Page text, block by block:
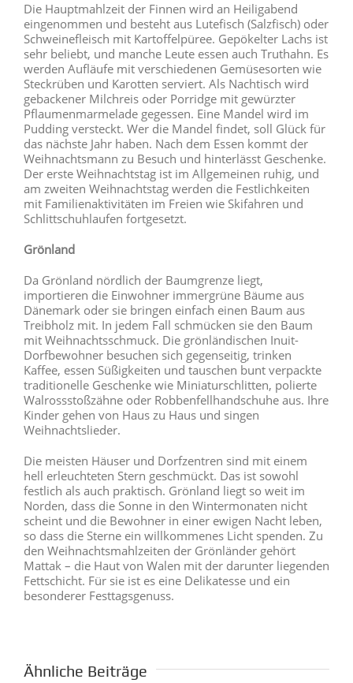
Die Hauptmahlzeit der Finnen wird an Heiligabend
eingenommen und besteht aus Lutefisch (Salzfisch) oder
Schweinefleisch mit Kartoffelpüree. Gepökelter Lachs ist
sehr beliebt, und manche Leute essen auch Truthahn. Es
werden Aufläufe mit verschiedenen Gemüsesorten wie
Steckrüben und Karotten serviert. Als Nachtisch wird
gebackener Milchreis oder Porridge mit gewürzter
Pflaumenmarmelade gegessen. Eine Mandel wird im
Pudding versteckt. Wer die Mandel findet, soll Glück für
das nächste Jahr haben. Nach dem Essen kommt der
Weihnachtsmann zu Besuch und hinterlässt Geschenke.
Der erste Weihnachtstag ist im Allgemeinen ruhig, und
am zweiten Weihnachtstag werden die Festlichkeiten
mit Familienaktivitäten im Freien wie Skifahren und
Schlittschuhlaufen fortgesetzt.
Grönland
Da Grönland nördlich der Baumgrenze liegt,
importieren die Einwohner immergrüne Bäume aus
Dänemark oder sie bringen einfach einen Baum aus
Treibholz mit. In jedem Fall schmücken sie den Baum
mit Weihnachtsschmuck. Die grönländischen Inuit-
Dorfbewohner besuchen sich gegenseitig, trinken
Kaffee, essen Süßigkeiten und tauschen bunt verpackte
traditionelle Geschenke wie Miniaturschlitten, polierte
Walrossstoßzähne oder Robbenfellhandschuhe aus. Ihre
Kinder gehen von Haus zu Haus und singen
Weihnachtslieder.
Die meisten Häuser und Dorfzentren sind mit einem
hell erleuchteten Stern geschmückt. Das ist sowohl
festlich als auch praktisch. Grönland liegt so weit im
Norden, dass die Sonne in den Wintermonaten nicht
scheint und die Bewohner in einer ewigen Nacht leben,
so dass die Sterne ein willkommenes Licht spenden. Zu
den Weihnachtsmahlzeiten der Grönländer gehört
Mattak – die Haut von Walen mit der darunter liegenden
Fettschicht. Für sie ist es eine Delikatesse und ein
besonderer Festtagsgenuss.
Ähnliche Beiträge